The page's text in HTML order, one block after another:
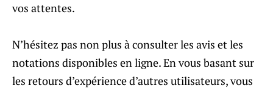
vos attentes.
N’hésitez pas non plus à consulter les avis et les
notations disponibles en ligne. En vous basant sur
les retours d’expérience d’autres utilisateurs, vous